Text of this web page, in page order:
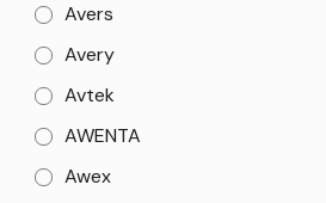
Avers
Avery
Avtek
AWENTA
Awex